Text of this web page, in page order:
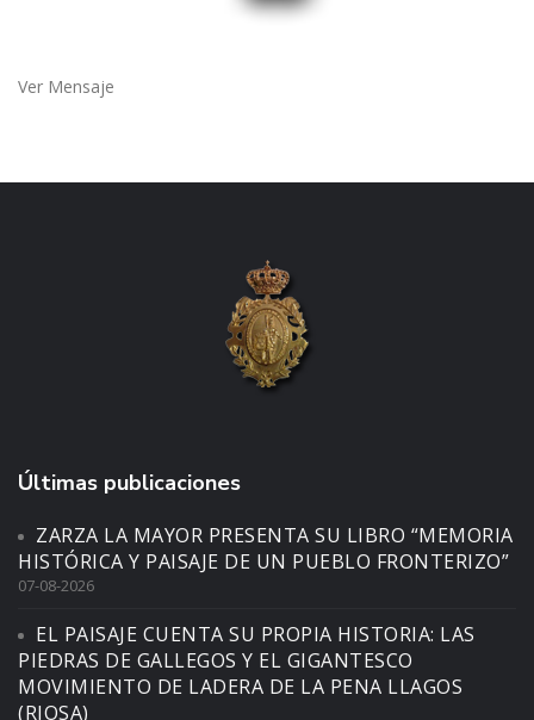
Ver Mensaje
Últimas publicaciones
ZARZA LA MAYOR PRESENTA SU LIBRO “MEMORIA
HISTÓRICA Y PAISAJE DE UN PUEBLO FRONTERIZO”
07-08-2026
EL PAISAJE CUENTA SU PROPIA HISTORIA: LAS
PIEDRAS DE GALLEGOS Y EL GIGANTESCO
MOVIMIENTO DE LADERA DE LA PENA LLAGOS
(RIOSA)